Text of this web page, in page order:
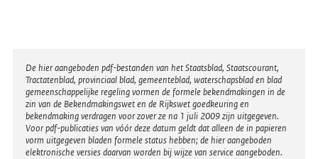
Disclaimer
De hier aangeboden pdf-bestanden van het Staatsblad, Staatscourant,
Tractatenblad, provinciaal blad, gemeenteblad, waterschapsblad en blad
gemeenschappelijke regeling vormen de formele bekendmakingen in de
zin van de Bekendmakingswet en de Rijkswet goedkeuring en
bekendmaking verdragen voor zover ze na 1 juli 2009 zijn uitgegeven.
Voor pdf-publicaties van vóór deze datum geldt dat alleen de in papieren
vorm uitgegeven bladen formele status hebben; de hier aangeboden
elektronische versies daarvan worden bij wijze van service aangeboden.